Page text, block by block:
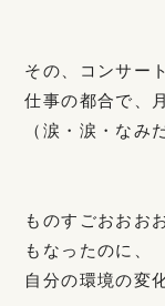
その、コンサー
仕事の都合で、
（涙・涙・なみ
ものすごおおお
もなったのに、
自分の環境の変